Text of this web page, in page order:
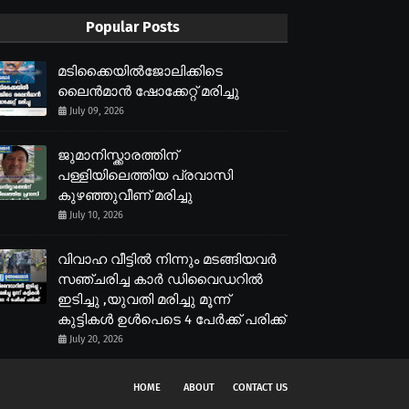
Popular Posts
മടിക്കൈയിൽജോലിക്കിടെ
ലൈൻമാൻ ഷോക്കേറ്റ് മരിച്ചു
July 09, 2026
ജുമാനിസ്ക്കാരത്തിന്
പള്ളിയിലെത്തിയ പ്രവാസി
കുഴഞ്ഞുവീണ് മരിച്ചു
July 10, 2026
വിവാഹ വീട്ടിൽ നിന്നും മടങ്ങിയവർ
സഞ്ചരിച്ച കാർ ഡിവൈഡറിൽ
ഇടിച്ചു ,യുവതി മരിച്ചു മൂന്ന്
കുട്ടികൾ ഉൾപെടെ 4 പേർക്ക് പരിക്ക്
July 20, 2026
HOME ABOUT CONTACT US